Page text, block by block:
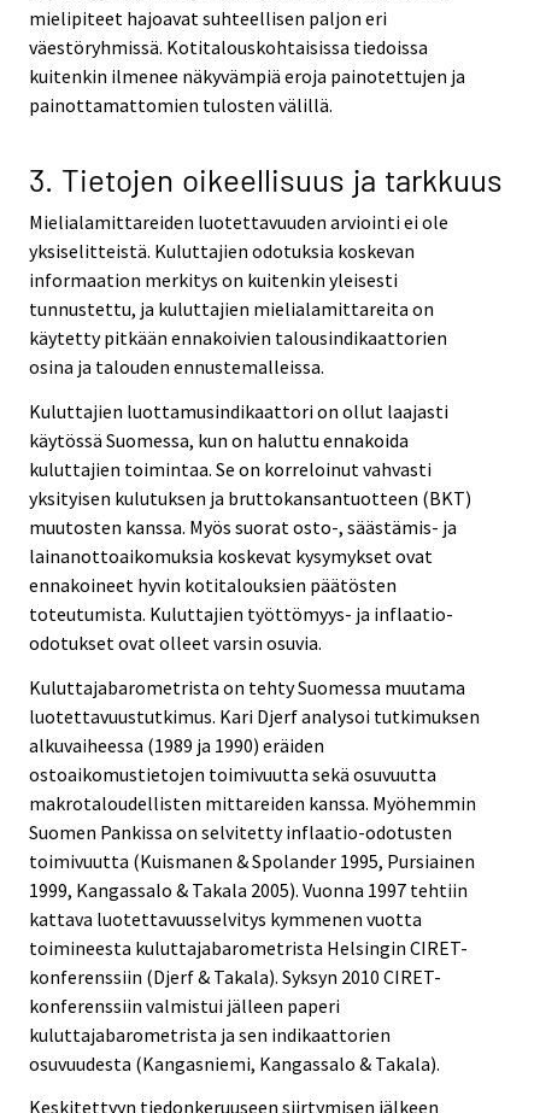
mielipiteet hajoavat suhteellisen paljon eri
väestöryhmissä. Kotitalouskohtaisissa tiedoissa
kuitenkin ilmenee näkyvämpiä eroja painotettujen ja
painottamattomien tulosten välillä.
3. Tietojen oikeellisuus ja tarkkuus
Mielialamittareiden luotettavuuden arviointi ei ole
yksiselitteistä. Kuluttajien odotuksia koskevan
informaation merkitys on kuitenkin yleisesti
tunnustettu, ja kuluttajien mielialamittareita on
käytetty pitkään ennakoivien talousindikaattorien
osina ja talouden ennustemalleissa.
Kuluttajien luottamusindikaattori on ollut laajasti
käytössä Suomessa, kun on haluttu ennakoida
kuluttajien toimintaa. Se on korreloinut vahvasti
yksityisen kulutuksen ja bruttokansantuotteen (BKT)
muutosten kanssa. Myös suorat osto-, säästämis- ja
lainanottoaikomuksia koskevat kysymykset ovat
ennakoineet hyvin kotitalouksien päätösten
toteutumista. Kuluttajien työttömyys- ja inflaatio-
odotukset ovat olleet varsin osuvia.
Kuluttajabarometrista on tehty Suomessa muutama
luotettavuustutkimus. Kari Djerf analysoi tutkimuksen
alkuvaiheessa (1989 ja 1990) eräiden
ostoaikomustietojen toimivuutta sekä osuvuutta
makrotaloudellisten mittareiden kanssa. Myöhemmin
Suomen Pankissa on selvitetty inflaatio-odotusten
toimivuutta (Kuismanen & Spolander 1995, Pursiainen
1999, Kangassalo & Takala 2005). Vuonna 1997 tehtiin
kattava luotettavuusselvitys kymmenen vuotta
toimineesta kuluttajabarometrista Helsingin CIRET-
konferenssiin (Djerf & Takala). Syksyn 2010 CIRET-
konferenssiin valmistui jälleen paperi
kuluttajabarometrista ja sen indikaattorien
osuvuudesta (Kangasniemi, Kangassalo & Takala).
Keskitettyyn tiedonkeruuseen siirtymisen jälkeen